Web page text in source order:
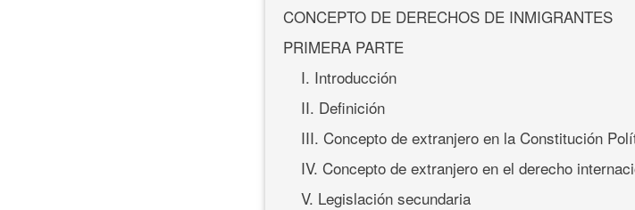
CONCEPTO DE DERECHOS DE INMIGRANTES
PRIMERA PARTE
I. Introducción
II. Definición
III. Concepto de extranjero en la Constitución
IV. Concepto de extranjero en el derecho
V. Legislación secundaria